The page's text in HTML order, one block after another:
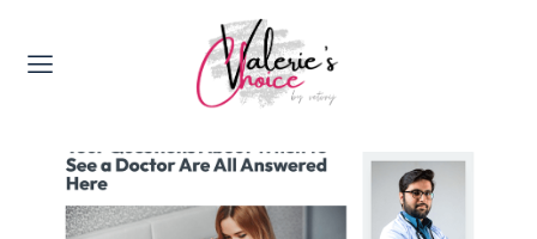
Valerie's Topics
Travel & Culture
Happyness & Opmerkelijk